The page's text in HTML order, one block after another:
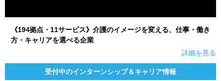
《194拠点・11サービス》介護のイメージを変える、仕事・働き
方・キャリアを選べる企業
詳細を見る
受付中のインターンシップ＆キャリア情報